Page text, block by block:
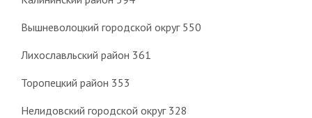
Вышневолоцкий городской округ 550
Лихославльский район 361
Торопецкий район 353
Нелидовский городской округ 328